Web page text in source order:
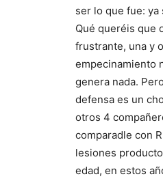
ser lo que fue: ya
Qué queréis que
frustrante, una y
empecinamiento
genera nada.
defensa es un
otros 4
comparadle con
lesiones
edad, en estos